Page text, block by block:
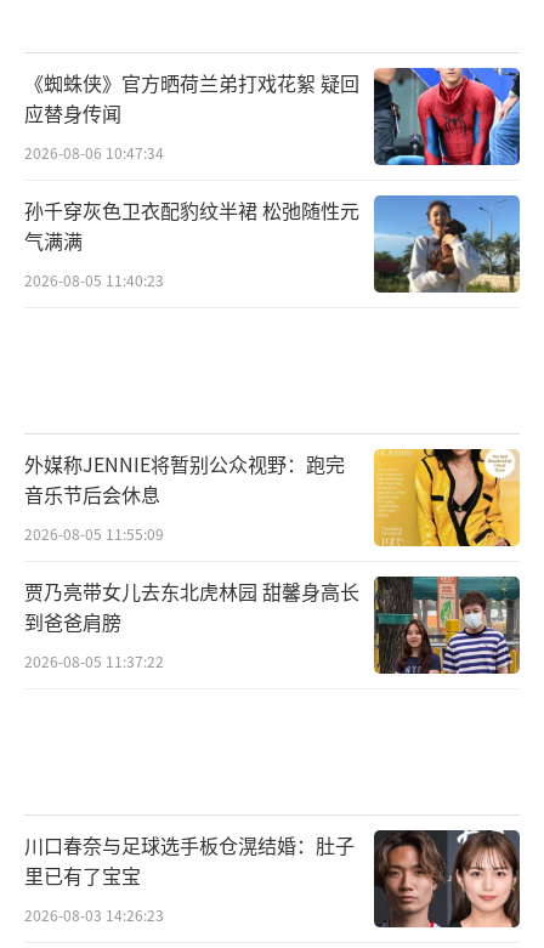
《蜘蛛侠》官方晒荷兰弟打戏花絮 疑回
应替身传闻
2026-08-06 10:47:34
孙千穿灰色卫衣配豹纹半裙 松弛随性元
气满满
2026-08-05 11:40:23
外媒称JENNIE将暂别公众视野：跑完
音乐节后会休息
2026-08-05 11:55:09
贾乃亮带女儿去东北虎林园 甜馨身高长
到爸爸肩膀
2026-08-05 11:37:22
川口春奈与足球选手板仓滉结婚：肚子
里已有了宝宝
2026-08-03 14:26:23